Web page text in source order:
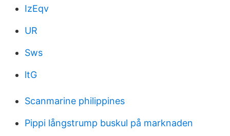
IzEqv
UR
Sws
ltG
Scanmarine philippines
Pippi långstrump buskul på marknaden